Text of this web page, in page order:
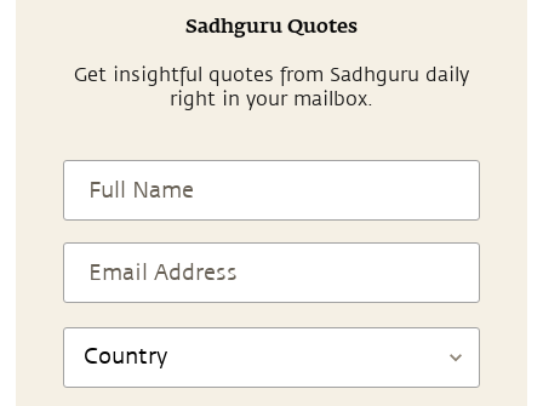
Sadhguru Quotes
Get insightful quotes from Sadhguru daily
right in your mailbox.